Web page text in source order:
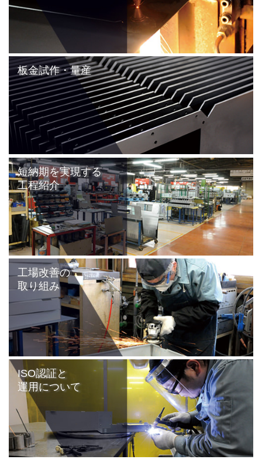
板金試作・量産
短納期を実現する
工程紹介
工場改善の
取り組み
ISO認証と
運用について